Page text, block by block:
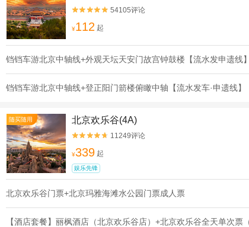

 54105评论
¥112 起
铛铛车游北京中轴线+外观天坛天安门故宫钟鼓楼【流水发申遗线
铛铛车游北京中轴线+登正阳门箭楼俯瞰中轴【流水发车·申遗线
随买随用 北京欢乐谷(4A)

 11249评论
¥339 起
娱乐先锋
北京欢乐谷门票+北京玛雅海滩水公园门票成人票
【酒店套餐】丽枫酒店（北京欢乐谷店）+北京欢乐谷全天单次票